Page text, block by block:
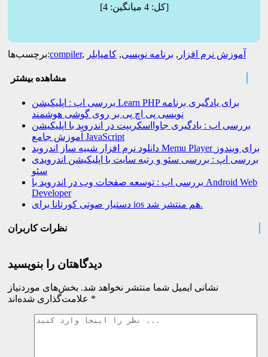
[کل:4 میانگین:4 ]
برچسب‌ها:compiler, آموزش نرم افزار , برنامه نویسی, کامپایلر
مشاهده بیشتر
بررسی اپ : اپلیکیشن Learn PHP برای یادگیری برنامه
نویسی پی اچ پی بر روی گوشی هوشمند
بررسی اپ : یادگیری جاوااسکریپت در اندروید با اپلیکیشن
آموزش جامع JavaScript
دانلود نرم افزار شبیه ساز اندروید Memu Player برای ویندوز
بررسی اپ : بررسی سئو و رتبه سایت با اپلیکیشن اندرویدی
سئو
بررسی اپ : توسعه صفحات وب در اندروید با Android Web
Developer
دستیار صوتی کورتانا برای ios هم منتشر شد.
نظرات کاربران
دیدگاهتان را بنویسید
نشانی ایمیل شما منتشر نخواهد شد. بخش‌های موردنیاز
*